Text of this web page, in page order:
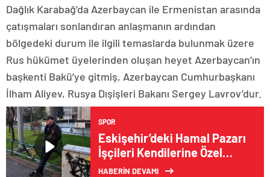
Dağlık Karabağ’da Azerbaycan ile Ermenistan arasında
çatışmaları sonlandıran anlaşmanın ardından
bölgedeki durum ile ilgili temaslarda bulunmak üzere
Rus hükümet üyelerinden oluşan heyet Azerbaycan’ın
başkenti Bakü’ye gitmiş, Azerbaycan Cumhurbaşkanı
İlham Aliyev, Rusya Dışişleri Bakanı Sergey Lavrov’dur.
SPOR
Eskişehir’deki Hamal Pazarı
İşçileri Kendilerine Özel
Kıraathane İstiyor
HABERİN DEVAMI